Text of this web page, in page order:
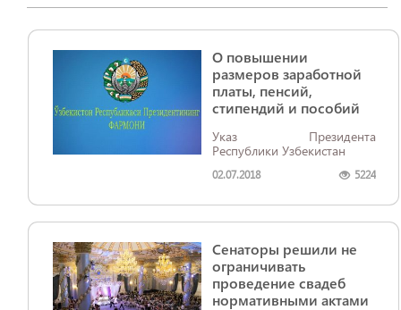
О повышении
размеров заработной
платы, пенсий,
стипендий и пособий
Указ Президента
Республики Узбекистан
02.07.2018 5224
Сенаторы решили не
ограничивать
проведение свадеб
нормативными актами